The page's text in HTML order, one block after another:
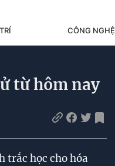
CÔNG NGHỆ
từ hôm nay
trắc học cho hóa